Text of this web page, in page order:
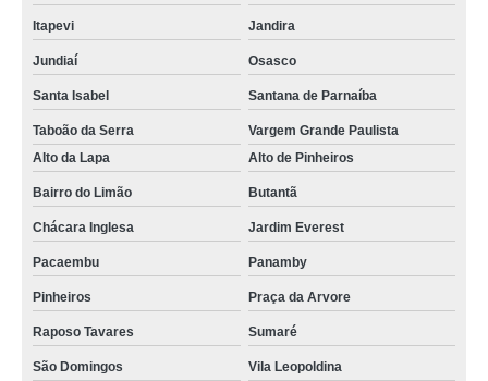
Itapevi Jandira
Jundiaí Osasco
Santa Isabel Santana de Parnaíba
Taboão da Serra
Vargem Grande Paulista
Alto da Lapa
Alto de Pinheiros
Bairro do Limão Butantã
Chácara Inglesa Jardim Everest
Pacaembu Panamby
Pinheiros Praça da Arvore
Raposo Tavares Sumaré
São Domingos Vila Leopoldina